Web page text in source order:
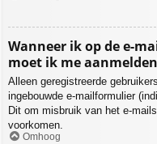
Wanneer ik op de e-
moet ik me
Alleen geregistreerde
ingebouwde e-mailformulier
Dit om misbruik van het e-
voorkomen.
Omhoog